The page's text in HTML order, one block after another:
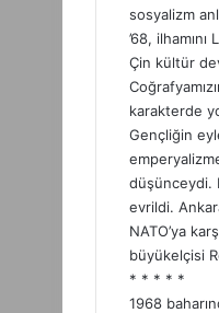
sosyalizm
’68,
Çin kültür
karakterde
Gençliğin
düşünceydi.
evrildi.
NATO’ya
büyükelçisi
* * * * *
1968